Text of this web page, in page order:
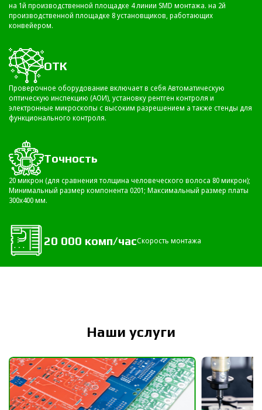
на 1й производственной площадке 4 линии SMD монтажа. на 2й
производственной площадке 8 установщиков, работающих
конвейером.
ОТК
Проверочное оборудование включает в себя Автоматическую
оптическую инспекцию (АОИ), установку рентген контроля и
электронные микроскопы с высоким разрешением а также стенды для
функционального контроля.
Точность
20 микрон (для сравнения толщина человеческого волоса 80 микрон);
Минимальный размер компонента 0201; Максимальный размер платы
300х400 мм.
20 000 комп/часСкорость монтажа
Наши услуги